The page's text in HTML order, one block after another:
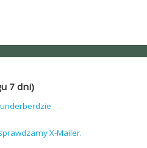
7 dni)
X-Mailer.